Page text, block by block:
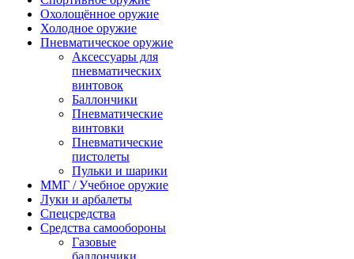
Охолощённое оружие
Холодное оружие
Пневматическое оружие
Аксессуары для
пневматических
винтовок
Баллончики
Пневматические
винтовки
Пневматические
пистолеты
Пульки и шарики
ММГ / Учебное оружие
Луки и арбалеты
Спецсредства
Средства самообороны
Газовые
баллончики